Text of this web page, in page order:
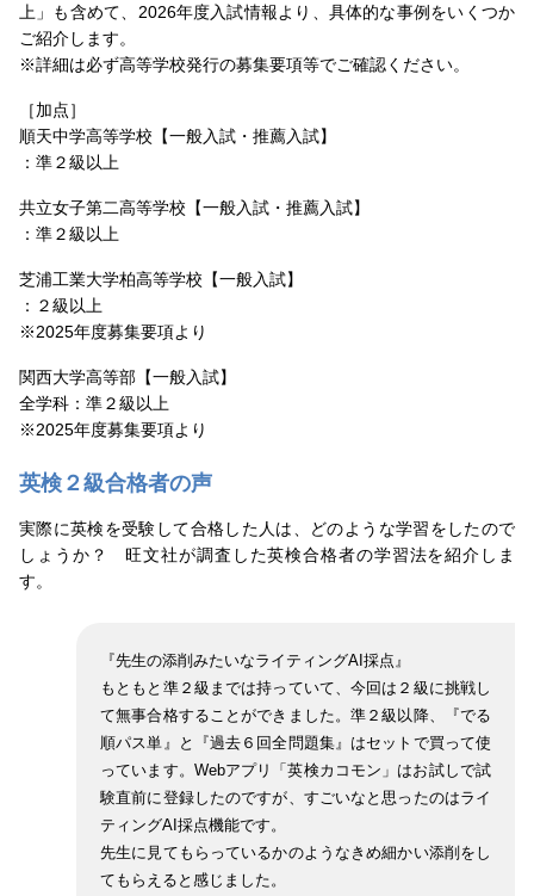
上」も含めて、2026年度入試情報より、具体的な事例をいくつか
ご紹介します。
※詳細は必ず高等学校発行の募集要項等でご確認ください。
［加点］
順天中学高等学校【一般入試・推薦入試】
：準２級以上
共立女子第二高等学校【一般入試・推薦入試】
：準２級以上
芝浦工業大学柏高等学校【一般入試】
：２級以上
※2025年度募集要項より
関西大学高等部【一般入試】
全学科：準２級以上
※2025年度募集要項より
英検２級合格者の声
実際に英検を受験して合格した人は、どのような学習をしたので
しょうか？ 旺文社が調査した英検合格者の学習法を紹介しま
す。
『先生の添削みたいなライティングAI採点』
もともと準２級までは持っていて、今回は２級に挑戦し
て無事合格することができました。準２級以降、『でる
順パス単』と『過去６回全問題集』はセットで買って使
っています。Webアプリ「英検カコモン」はお試しで試
験直前に登録したのですが、すごいなと思ったのはライ
ティングAI採点機能です。
先生に見てもらっているかのようなきめ細かい添削をし
てもらえると感じました。